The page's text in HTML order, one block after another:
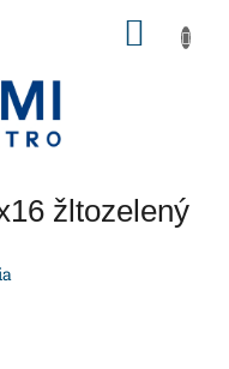
žltozelený